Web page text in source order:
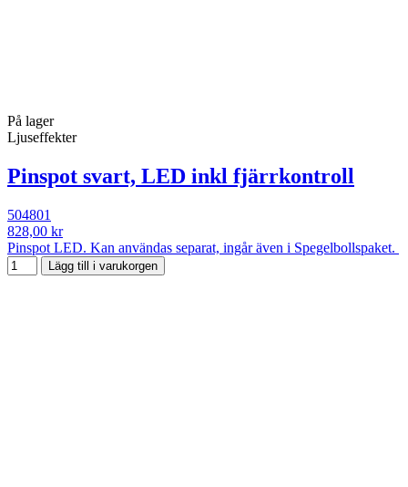
På lager
Ljuseffekter
Pinspot svart, LED inkl fjärrkontroll
504801
828,00 kr
Pinspot LED. Kan användas separat, ingår även i Spegelbollspaket.
Lägg till i varukorgen